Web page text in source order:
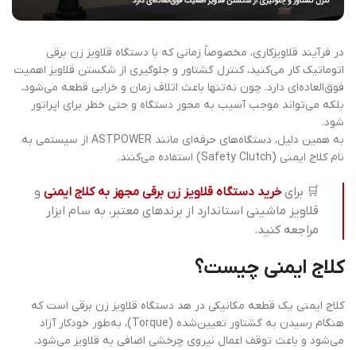
در فرآیند قلاویزکاری، مخصوصاً زمانی که با دستگاه قلاویز زن برقی
اتوماتیک کار می‌کنید، کنترل گشتاور و جلوگیری از شکستن قلاویز اهمیت
فوق‌العاده‌ای دارد. چون نه‌تنها باعث اتلاف زمان و خرابی قطعه می‌شود،
بلکه می‌تواند موجب آسیب به محور دستگاه و حتی خطر برای اپراتور
شود.
به همین دلیل، دستگاه‌های حرفه‌ای مانند ASTPOWER از سیستمی به
نام کلاج ایمنی (Safety Clutch) استفاده می‌کنند.
🛒 برایخرید دستگاه قلاویز زن برقی مجهز به کلاج ایمنی و
قلاویز ماشینی استاندارد از برندهای معتبر، به سام ابزار
مراجعه کنید.
کلاج ایمنی چیست؟
کلاج ایمنی یک قطعه مکانیکی در هد دستگاه قلاویز زن برقی است که
هنگام رسیدن به گشتاور تعیین‌شده (Torque)، به‌طور خودکار آزاد
می‌شود و باعث توقف اعمال نیروی چرخشی اضافی به قلاویز می‌شود.